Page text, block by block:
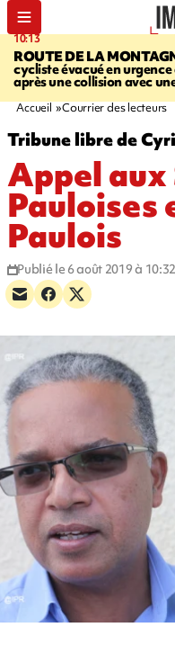
10:13
ROUTE DE LA
cycliste évacué en
après une collision avec
Accueil Courrier des lecteurs
Tribune libre de
Appel
Pauloises
Paulois
Publié le 6 août 2019 à 10:32